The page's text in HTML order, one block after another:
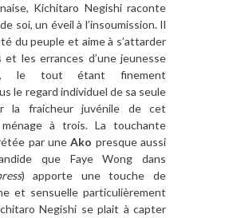
Kichitaro Negishi raconte
soi, un éveil à l’insoumission. Il
du peuple et aime à s’attarder
les errances d’une jeunesse
le tout étant finement
le regard individuel de sa seule
la fraicheur juvénile de cet
à trois. La touchante
par uneAko presque aussi
que Faye Wong dans
) apporte une touche de
et sensuelle particulièrement
Negishi se plait à capter